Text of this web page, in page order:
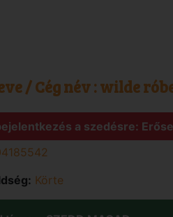
/ Cég név : wilde
a szedésre:
Körte